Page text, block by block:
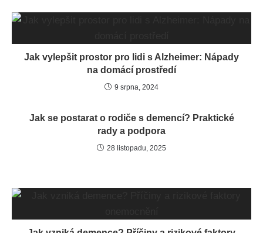
Jak vylepšit prostor pro lidi s Alzheimer: Nápady
na domácí prostředí
9 srpna, 2024
Jak se postarat o rodiče s demencí? Praktické
rady a podpora
28 listopadu, 2025